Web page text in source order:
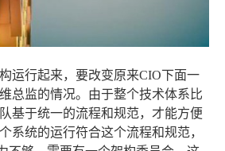
运行起来，要改变原来CIO下面一
总监的情况。由于整个技术体系比
基于统一的流程和规范，才能方便
系统的运行符合这个流程和规范，